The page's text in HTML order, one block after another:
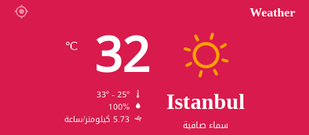
Weather
Istanbul
سماء صافية
32
℃
100%
5.73 كيلومتر/ساعة